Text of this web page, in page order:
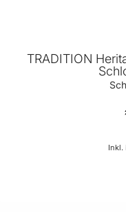
TRADITION
Inkl.